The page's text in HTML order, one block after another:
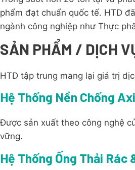
phẩm đạt chuẩn quốc tế. HTD
ngành công nghiệp như Thực
SẢN PHẨM / DỊCH
HTD tập trung mang lại giá trị
Hệ Thống Nền Chống
Được sản xuất theo công nghệ
vững.
Hệ Thống Ống Thải Rác